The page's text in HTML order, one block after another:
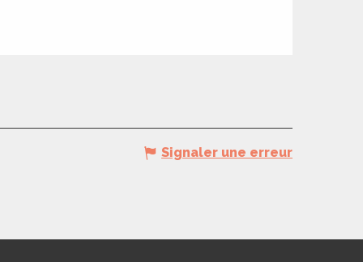
Signaler une erreur